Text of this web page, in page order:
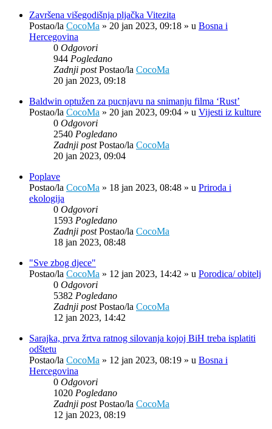
Završena višegodišnja pljačka Vitezita
Postao/la CocoMa » 20 jan 2023, 09:18 » u Bosna i
Hercegovina
0 Odgovori
944 Pogledano
Zadnji postPostao/la CocoMa
20 jan 2023, 09:18
Baldwin optužen za pucnjavu na snimanju filma ‘Rust’
Postao/la CocoMa » 20 jan 2023, 09:04 » u Vijesti iz kulture
0 Odgovori
2540 Pogledano
Zadnji postPostao/la CocoMa
20 jan 2023, 09:04
Poplave
Postao/la CocoMa » 18 jan 2023, 08:48 » u Priroda i
ekologija
0 Odgovori
1593 Pogledano
Zadnji postPostao/la CocoMa
18 jan 2023, 08:48
"Sve zbog djece"
Postao/la CocoMa » 12 jan 2023, 14:42 » u Porodica/ obitelj
0 Odgovori
5382 Pogledano
Zadnji postPostao/la CocoMa
12 jan 2023, 14:42
Sarajka, prva žrtva ratnog silovanja kojoj BiH treba isplatiti
odštetu
Postao/la CocoMa » 12 jan 2023, 08:19 » u Bosna i
Hercegovina
0 Odgovori
1020 Pogledano
Zadnji postPostao/la CocoMa
12 jan 2023, 08:19